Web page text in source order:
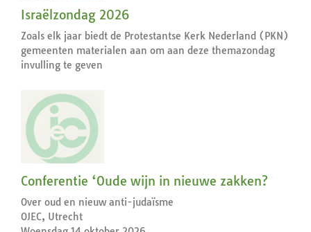
Israëlzondag 2026
Zoals elk jaar biedt de Protestantse Kerk Nederland (PKN)
gemeenten materialen aan om aan deze themazondag
invulling te geven
Conferentie ‘Oude wijn in nieuwe zakken?
Over oud en nieuw anti-judaïsme
OJEC, Utrecht